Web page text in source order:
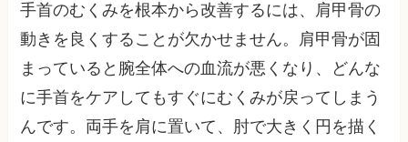
手首のむくみを根本から改善するには、肩甲骨の
動きを良くすることが欠かせません。肩甲骨が固
まっていると腕全体への血流が悪くなり、どんな
に手首をケアしてもすぐにむくみが戻ってしまう
んです。両手を肩に置いて、肘で大きく円を描く